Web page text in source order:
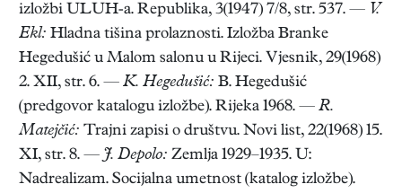
izložbi ULUH-a. Republika, 3(1947) 7/8, str. 537. — V.
Ekl: Hladna tišina prolaznosti. Izložba Branke
Hegedušić u Malom salonu u Rijeci. Vjesnik, 29(1968)
2. XII, str. 6. — K. Hegedušić: B. Hegedušić
(predgovor katalogu izložbe). Rijeka 1968. — R.
Matejčić: Trajni zapisi o društvu. Novi list, 22(1968) 15.
XI, str. 8. — J. Depolo: Zemlja 1929–1935. U:
Nadrealizam. Socijalna umetnost (katalog izložbe).